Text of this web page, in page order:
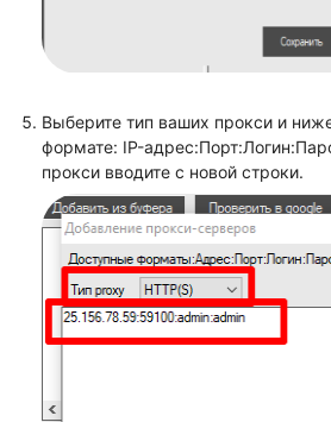
Выберите тип ваших прокси и
формате: IP-
прокси вводите с новой строки.